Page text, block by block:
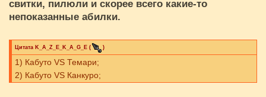
свитки, пилюли и скорее всего какие-то
непоказанные абилки.
Цитата K_A_Z_E_K_A_G_E ( )
1) Кабуто VS Темари;
2) Кабуто VS Канкуро;